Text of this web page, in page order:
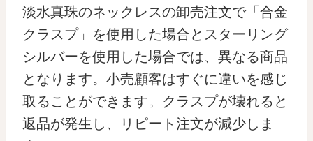
淡水真珠のネックレスの卸売注文で「合金
クラスプ」を使用した場合とスターリング
シルバーを使用した場合では、異なる商品
となります。小売顧客はすぐに違いを感じ
取ることができます。クラスプが壊れると
返品が発生し、リピート注文が減少しま